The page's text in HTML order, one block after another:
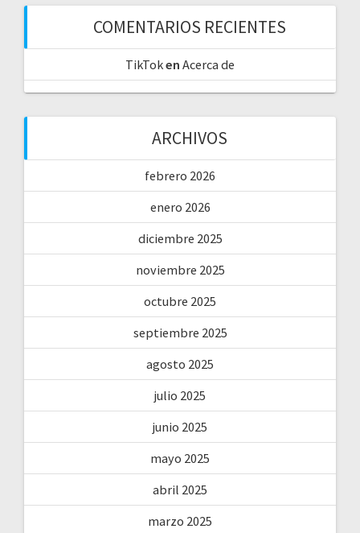
COMENTARIOS RECIENTES
TikToken Acerca de
ARCHIVOS
febrero 2026
enero 2026
diciembre 2025
noviembre 2025
octubre 2025
septiembre 2025
agosto 2025
julio 2025
junio 2025
mayo 2025
abril 2025
marzo 2025